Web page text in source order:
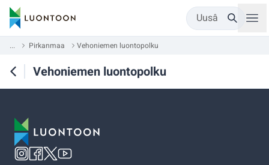
Uusâ
... Pirkanmaa Vehoniemen luontopolku
Vehoniemen luontopolku